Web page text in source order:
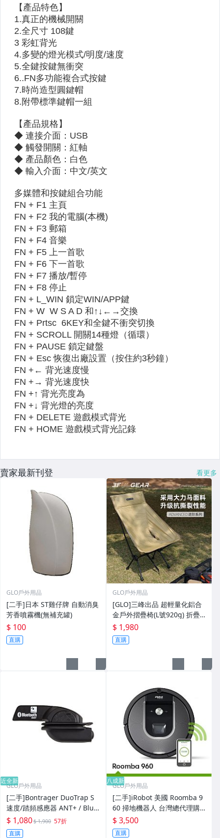
賣家最新刊登 看更多
GLO戶外用品
[二手]日本 ST雞仔牌 自動消臭
芳香噴霧機(無補充罐)
$ 100
直購
GLO戶外用品
[GLO]三峰出品 超輕量化鋁合
金戶外摺疊椅(L號920g) 折疊
椅 月亮椅 靠背椅 釣魚椅 露營
登山
$ 1,980
直購
近全新
GLO戶外用品
[二手]Bontrager DuoTrap S
速度/踏頻感應器 ANT+ / Blue
tooth適用 Trek 車款
$ 1,080$ 1,900 57折
直購
八成新
GLO戶外用品
[二手]iRobot 美國 Roomba 9
60 掃地機器人 台灣總代理購
入 電池有更新過
$ 3,500
直購